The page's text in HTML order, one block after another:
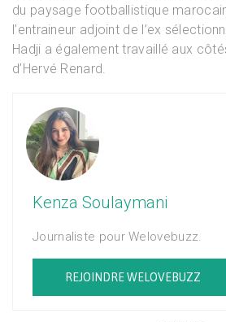
du paysage footballistique
l’entraineur adjoint de l’ex
Hadji a également travaillé aux
d’Hervé Renard.
Kenza Soulaymani
Journaliste pour Welovebuzz.
REJOINDRE WELOVEBUZZ